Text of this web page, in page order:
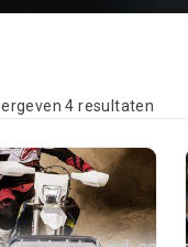
4 resultaten